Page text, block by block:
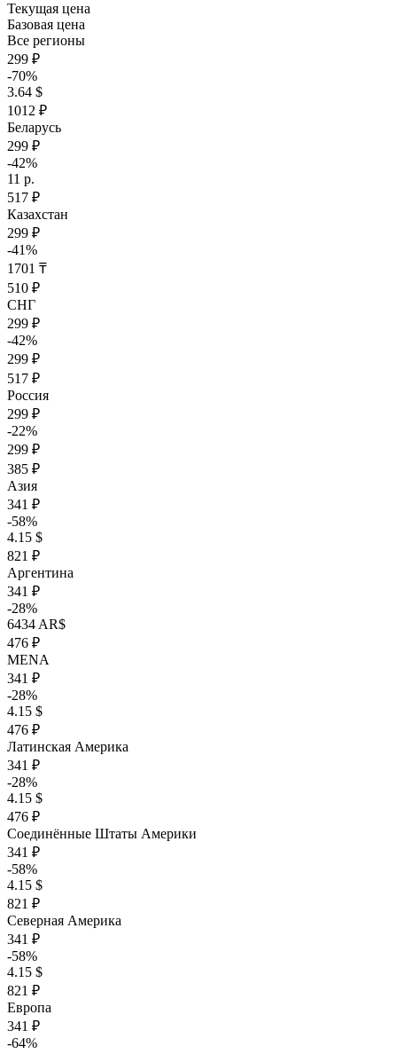
Текущая цена
Базовая цена
Все регионы
299 ₽
-70%
3.64 $
1012 ₽
Беларусь
299 ₽
-42%
11 р.
517 ₽
Казахстан
299 ₽
-41%
1701 ₸
510 ₽
СНГ
299 ₽
-42%
299 ₽
517 ₽
Россия
299 ₽
-22%
299 ₽
385 ₽
Азия
341 ₽
-58%
4.15 $
821 ₽
Аргентина
341 ₽
-28%
6434 AR$
476 ₽
MENA
341 ₽
-28%
4.15 $
476 ₽
Латинская Америка
341 ₽
-28%
4.15 $
476 ₽
Соединённые Штаты Америки
341 ₽
-58%
4.15 $
821 ₽
Северная Америка
341 ₽
-58%
4.15 $
821 ₽
Европа
341 ₽
-64%